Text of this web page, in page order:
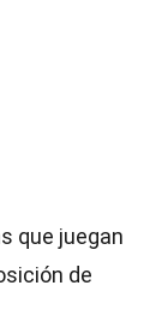
que juegan
de